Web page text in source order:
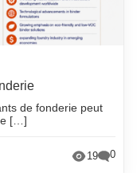
de fonderie peut
[…]
19 0